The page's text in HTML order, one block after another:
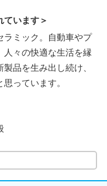
ています＞
ラミック。自動車やプ
人々の快適な生活を縁
品を生み出し続け、
っています。